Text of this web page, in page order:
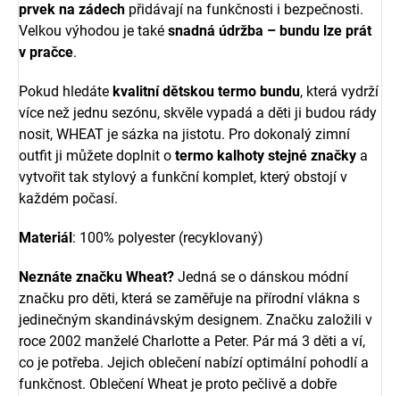
prvek na zádech přidávají na funkčnosti i bezpečnosti.
Velkou výhodou je také snadná údržba – bundu lze prát
v pračce.
Pokud hledáte kvalitní dětskou termo bundu, která vydrží
více než jednu sezónu, skvěle vypadá a děti ji budou rády
nosit, WHEAT je sázka na jistotu. Pro dokonalý zimní
outfit ji můžete doplnit o termo kalhoty stejné značky a
vytvořit tak stylový a funkční komplet, který obstojí v
každém počasí.
Materiál: 100% polyester (recyklovaný)
Neznáte značku Wheat? Jedná se o dánskou módní
značku pro děti, která se zaměřuje na přírodní vlákna s
jedinečným skandinávským designem. Značku založili v
roce 2002 manželé Charlotte a Peter. Pár má 3 děti a ví,
co je potřeba. Jejich oblečení nabízí optimální pohodlí a
funkčnost. Oblečení Wheat je proto pečlivě a dobře